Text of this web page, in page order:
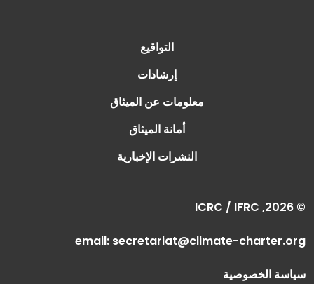
التواقيع
إرشادات
معلومات عن الميثاق
أمانة الميثاق
النشرات الإخبارية
© 2026, ICRC / IFRC
email: secretariat@climate-charter.org
سياسة الخصوصية